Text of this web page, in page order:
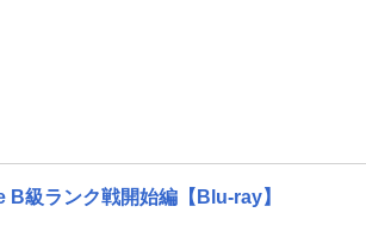
級ランク戦開始編【Blu-ray】